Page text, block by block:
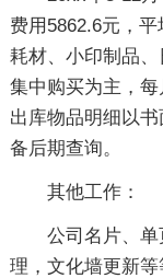
费用5862.6元，
耗材、小印制品
集中购买为主，每
出库物品明细以
备后期查询。
其他工作：
公司名片、
理，文化墙更新